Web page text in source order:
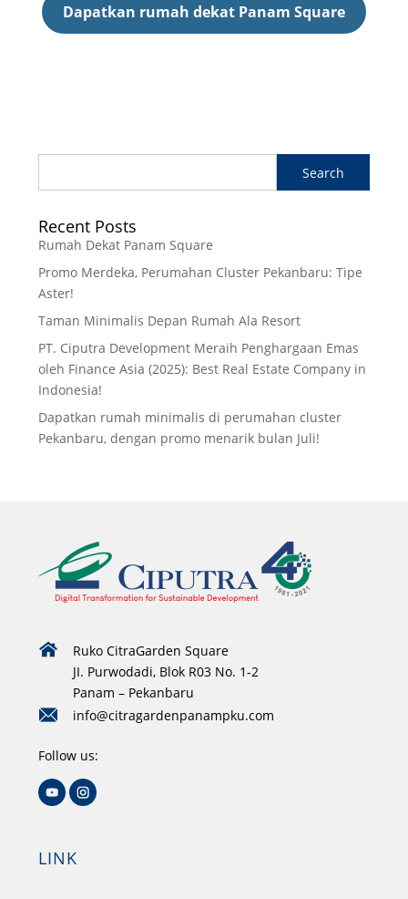
Dapatkan rumah dekat Panam Square
Recent Posts
Rumah Dekat Panam Square
Promo Merdeka, Perumahan Cluster Pekanbaru: Tipe
Aster!
Taman Minimalis Depan Rumah Ala Resort
PT. Ciputra Development Meraih Penghargaan Emas
oleh Finance Asia (2025): Best Real Estate Company in
Indonesia!
Dapatkan rumah minimalis di perumahan cluster
Pekanbaru, dengan promo menarik bulan Juli!
Ruko CitraGarden Square
JI. Purwodadi, Blok R03 No. 1-2
Panam – Pekanbaru
info@citragardenpanampku.com
Follow us:
LINK